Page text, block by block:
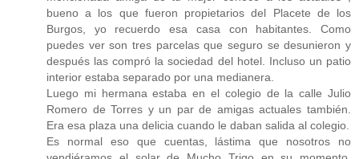
bueno a los que fueron propietarios del Placete de los
Burgos, yo recuerdo esa casa con habitantes. Como
puedes ver son tres parcelas que seguro se desunieron y
después las compró la sociedad del hotel. Incluso un patio
interior estaba separado por una medianera.
Luego mi hermana estaba en el colegio de la calle Julio
Romero de Torres y un par de amigas actuales también.
Era esa plaza una delicia cuando le daban salida al colegio.
Es normal eso que cuentas, lástima que nosotros no